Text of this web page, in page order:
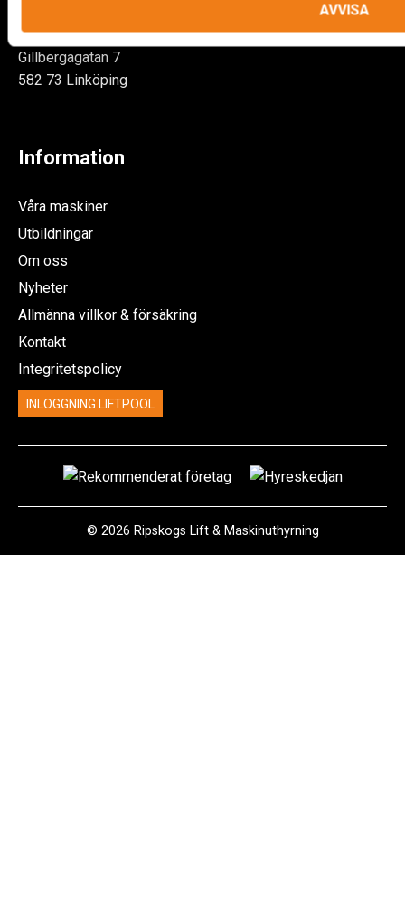
AVVISA
Linköping:
Gillbergagatan 7
582 73 Linköping
Information
Våra maskiner
Utbildningar
Om oss
Nyheter
Allmänna villkor & försäkring
Kontakt
Integritetspolicy
INLOGGNING LIFTPOOL
© 2026 Ripskogs Lift & Maskinuthyrning